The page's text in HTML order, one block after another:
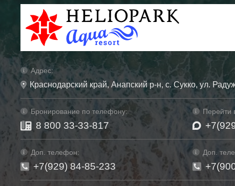
Адрес:
Краснодарский край, Анапский р-н, с. Сукко, ул.
Бронирование по телефону:
8 800 33-33-817
Перейти
Доп. телефон:
+7(929) 84-85-233
Доп.